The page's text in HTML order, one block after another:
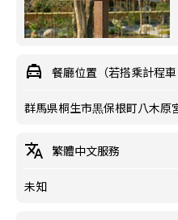
餐廳位置（若搭乘計程車
群馬県桐生市黒保根町八木原
繁體中文服務
未知